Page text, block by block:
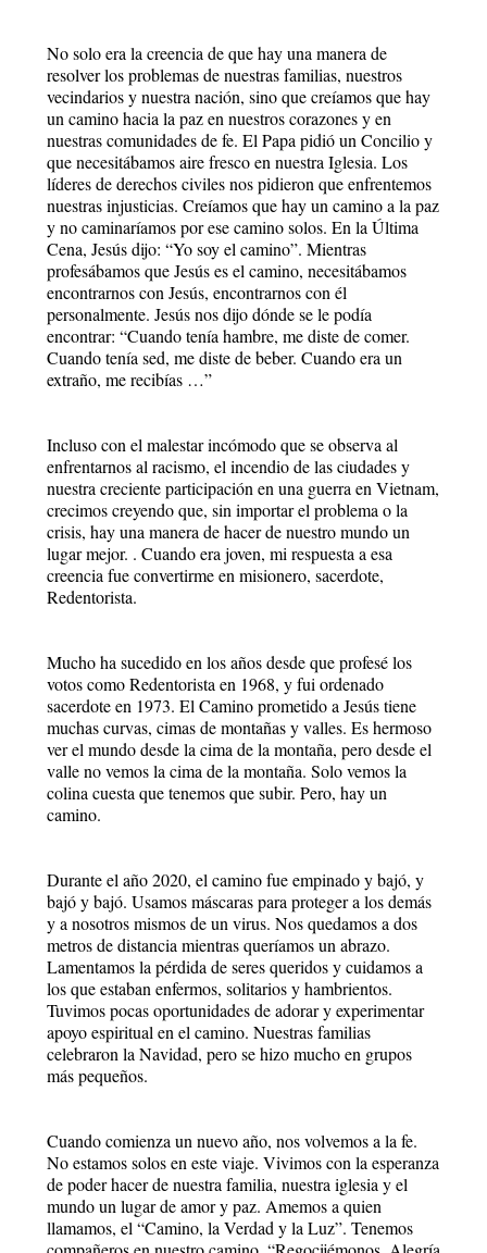
No solo era la creencia de que hay una manera de
resolver los problemas de nuestras familias, nuestros
vecindarios y nuestra nación, sino que creíamos que hay
un camino hacia la paz en nuestros corazones y en
nuestras comunidades de fe. El Papa pidió un Concilio y
que necesitábamos aire fresco en nuestra Iglesia. Los
líderes de derechos civiles nos pidieron que enfrentemos
nuestras injusticias. Creíamos que hay un camino a la paz
y no caminaríamos por ese camino solos. En la Última
Cena, Jesús dijo: “Yo soy el camino”. Mientras
profesábamos que Jesús es el camino, necesitábamos
encontrarnos con Jesús, encontrarnos con él
personalmente. Jesús nos dijo dónde se le podía
encontrar: “Cuando tenía hambre, me diste de comer.
Cuando tenía sed, me diste de beber. Cuando era un
extraño, me recibías …”
Incluso con el malestar incómodo que se observa al
enfrentarnos al racismo, el incendio de las ciudades y
nuestra creciente participación en una guerra en Vietnam,
crecimos creyendo que, sin importar el problema o la
crisis, hay una manera de hacer de nuestro mundo un
lugar mejor. . Cuando era joven, mi respuesta a esa
creencia fue convertirme en misionero, sacerdote,
Redentorista.
Mucho ha sucedido en los años desde que profesé los
votos como Redentorista en 1968, y fui ordenado
sacerdote en 1973. El Camino prometido a Jesús tiene
muchas curvas, cimas de montañas y valles. Es hermoso
ver el mundo desde la cima de la montaña, pero desde el
valle no vemos la cima de la montaña. Solo vemos la
colina cuesta que tenemos que subir. Pero, hay un
camino.
Durante el año 2020, el camino fue empinado y bajó, y
bajó y bajó. Usamos máscaras para proteger a los demás
y a nosotros mismos de un virus. Nos quedamos a dos
metros de distancia mientras queríamos un abrazo.
Lamentamos la pérdida de seres queridos y cuidamos a
los que estaban enfermos, solitarios y hambrientos.
Tuvimos pocas oportunidades de adorar y experimentar
apoyo espiritual en el camino. Nuestras familias
celebraron la Navidad, pero se hizo mucho en grupos
más pequeños.
Cuando comienza un nuevo año, nos volvemos a la fe.
No estamos solos en este viaje. Vivimos con la esperanza
de poder hacer de nuestra familia, nuestra iglesia y el
mundo un lugar de amor y paz. Amemos a quien
llamamos, el “Camino, la Verdad y la Luz”. Tenemos